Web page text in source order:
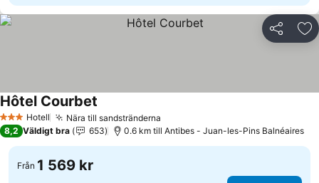
Dela
3 StjärnorHotell Nära till sandstränderna
Hôtel Courbet
8,2 Väldigt bra 653 0.6 km till Antibes - Juan-les-Pins Balnéaires
Från 1 569 kr